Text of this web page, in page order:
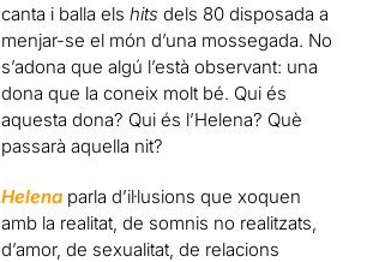
canta i balla elshits dels 80 disposada a
menjar-se el món d’una mossegada. No
s’adona que algú l’està observant: una
dona que la coneix molt bé. Qui és
aquesta dona? Qui és l’Helena? Què
passarà aquella nit?
Helena parla d’il·lusions que xoquen
amb la realitat, de somnis no realitzats,
d’amor, de sexualitat, de relacions